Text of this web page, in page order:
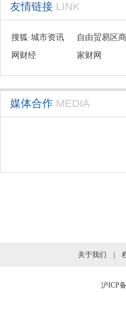
友情链接 LINK
搜狐·城市资讯
自由贸易区商
会联盟
网财经
家财网
媒体合作 MEDIA
关于我们
沪ICP